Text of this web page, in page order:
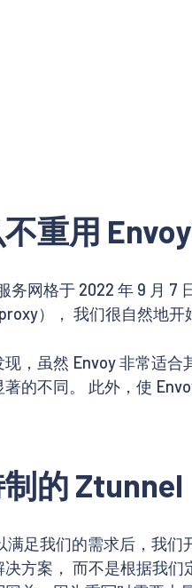
重用
务网格于 2022 年 9 月 7
）， 我们很自然地开
，虽然 Envoy 非常适
著的不同。 此外，使
的 Ztunnel
满足我们的需求后，我
决方案， 而不是根据我